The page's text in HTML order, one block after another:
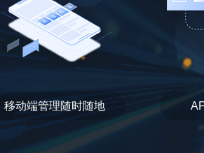
移动端管理随时随地